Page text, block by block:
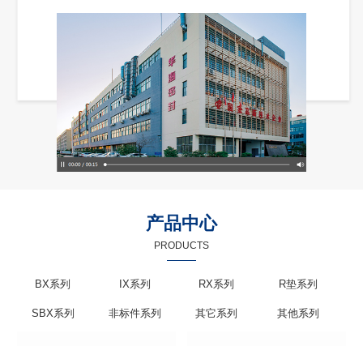
产品中心
PRODUCTS
BX系列 IX系列 RX系列 R垫系列
SBX系列 非标件系列 其它系列 其他系列